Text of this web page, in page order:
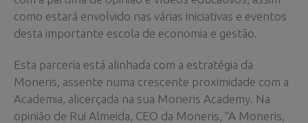
como estará envolvido nas várias iniciativas e eventos
desta importante escola de economia e gestão.
Esta parceria está alinhada com a estratégia da
Moneris, assente numa crescente proximidade com a
Academia, alicerçada na sua Moneris Academy. Na
opinião de Rui Almeida, CEO da Moneris, “A Moneris,